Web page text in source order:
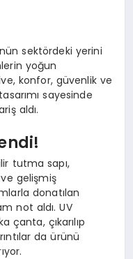
sektördeki yerini
yoğun
konfor, güvenlik ve
sayesinde
aldı.
tutma sapı,
gelişmiş
donatılan
not aldı. UV
çanta, çıkarılıp
da ürünü